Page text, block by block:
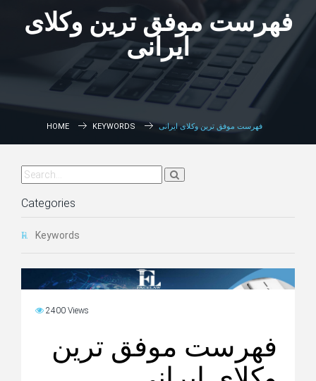
فهرست موفق ترین وکلای
ایرانی
HOME KEYWORDS فهرست موفق ترین وکلای ایرانی
Categories
Keywords
2400 Views
فهرست موفق ترین